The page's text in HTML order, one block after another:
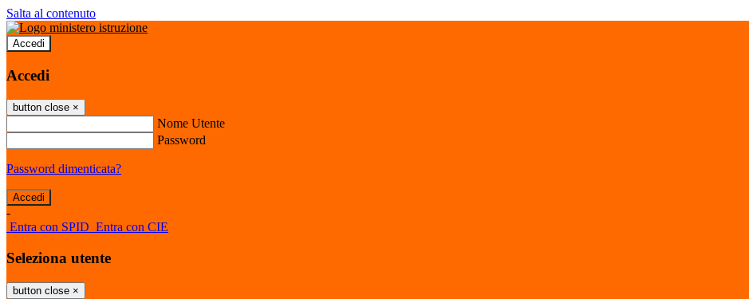
Salta al contenuto
Accedi
Accedi
button close ×
Nome Utente
Password
Password dimenticata?
-
Entra con SPID Entra con CIE
Seleziona utente
button close ×